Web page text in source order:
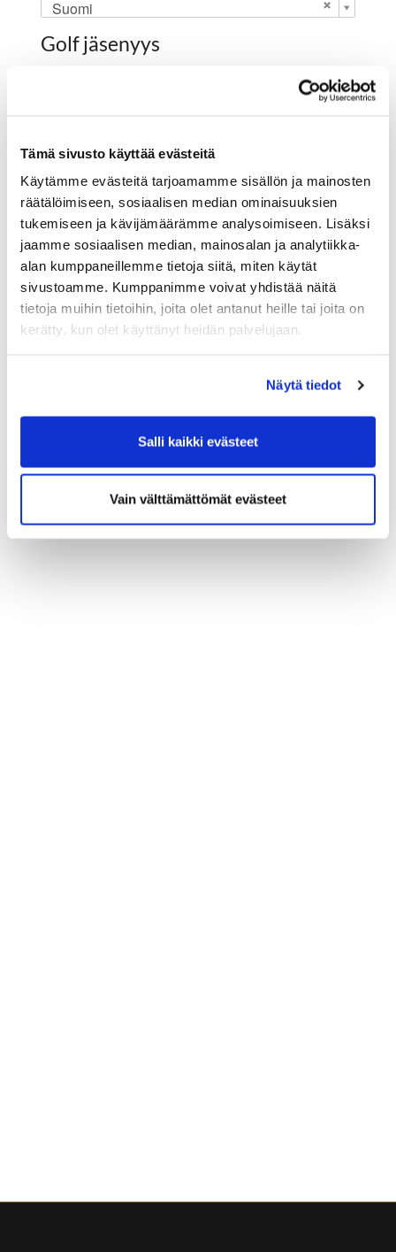
Tämä sivusto käyttää evästeitä
Käytämme evästeitä tarjoamamme sisällön ja mainosten
räätälöimiseen, sosiaalisen median ominaisuuksien
tukemiseen ja kävijämäärämme analysoimiseen. Lisäksi
jaamme sosiaalisen median, mainosalan ja analytiikka-
alan kumppaneillemme tietoja siitä, miten käytät
sivustoamme. Kumppanimme voivat yhdistää näitä
tietoja muihin tietoihin, joita olet antanut heille tai joita on
kerätty, kun olet käyttänyt heidän palvelujaan.
Näytä tiedot
Salli kaikki evästeet
Vain välttämättömät evästeet
Suomi
Golf jäsenyys
Jäsennumero:
Rekisteröidy
Haluan tilata Hartola Golf uutiskirjeen
Olen lukenut tietosuojaselosteen ja hyväksyn
henkilötietojeni käsittelyn (*)